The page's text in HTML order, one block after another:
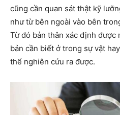
cũng cần quan sát thật kỹ
như từ bên ngoài vào bên
Từ đó bản thân xác định
bản cần biết ở trong sự vật
thể nghiên cứu ra được.